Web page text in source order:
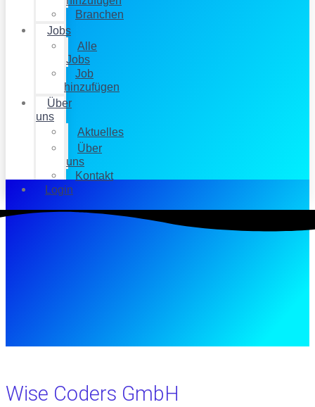
Branchen
Jobs
Alle
Jobs
Job
hinzufügen
Über
uns
Aktuelles
Über
uns
Kontakt
Login
Wise Coders GmbH